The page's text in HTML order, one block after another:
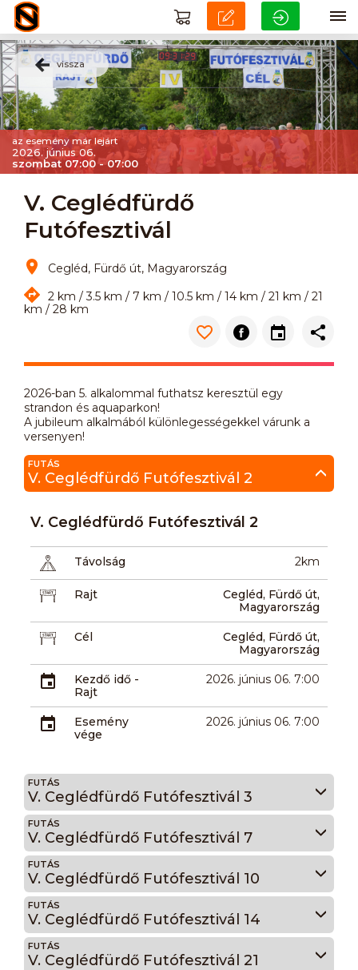
vissza
az esemény már lejárt
2026. június 06.
szombat 07:00 - 07:00
V. Ceglédfürdő
Futófesztivál
Cegléd, Fürdő út, Magyarország
2 km / 3.5 km / 7 km / 10.5 km / 14 km / 21 km / 21
km / 28 km
2026-ban 5. alkalommal futhatsz keresztül egy
strandon és aquaparkon!
A jubileum alkalmából különlegességekkel várunk a
versenyen!
FUTÁS
V. Ceglédfürdő Futófesztivál 2
V. Ceglédfürdő Futófesztivál 2
Távolság 2km
Rajt
Cegléd, Fürdő út,
Magyarország
Cél
Cegléd, Fürdő út,
Magyarország
Kezdő idő -
Rajt
2026. június 06. 7:00
Esemény
vége
2026. június 06. 7:00
FUTÁS
V. Ceglédfürdő Futófesztivál 3
FUTÁS
V. Ceglédfürdő Futófesztivál 7
FUTÁS
V. Ceglédfürdő Futófesztivál 10
FUTÁS
V. Ceglédfürdő Futófesztivál 14
FUTÁS
V. Ceglédfürdő Futófesztivál 21